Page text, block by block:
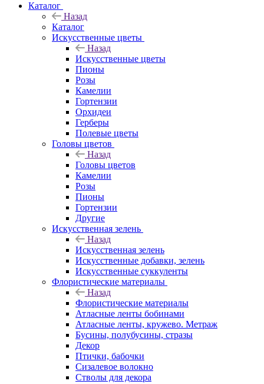
Каталог
Назад
Каталог
Искусственные цветы
Назад
Искусственные цветы
Пионы
Розы
Камелии
Гортензии
Орхидеи
Герберы
Полевые цветы
Головы цветов
Назад
Головы цветов
Камелии
Розы
Пионы
Гортензии
Другие
Искусственная зелень
Назад
Искусственная зелень
Искусственные добавки, зелень
Искусственные суккуленты
Флористические материалы
Назад
Флористические материалы
Атласные ленты бобинами
Атласные ленты, кружево. Метраж
Бусины, полубусины, стразы
Декор
Птички, бабочки
Сизалевое волокно
Стволы для декора